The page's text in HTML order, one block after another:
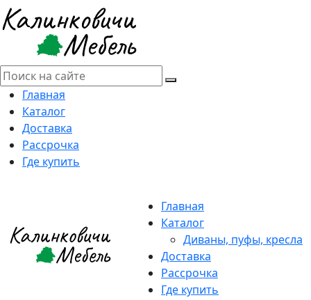
Главная
Каталог
Доставка
Рассрочка
Где купить
Главная
Каталог
Диваны, пуфы, кресла
Доставка
Рассрочка
Где купить